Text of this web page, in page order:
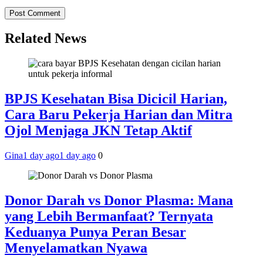
Related News
BPJS Kesehatan Bisa Dicicil Harian,
Cara Baru Pekerja Harian dan Mitra
Ojol Menjaga JKN Tetap Aktif
Gina1 day ago1 day ago 0
Donor Darah vs Donor Plasma: Mana
yang Lebih Bermanfaat? Ternyata
Keduanya Punya Peran Besar
Menyelamatkan Nyawa